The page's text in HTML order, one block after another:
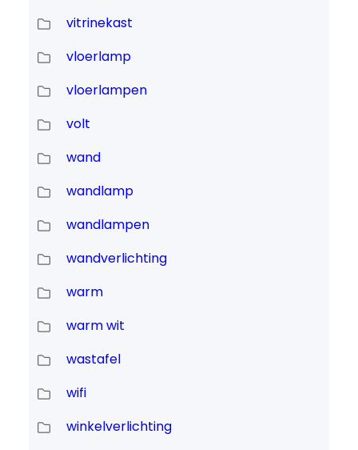
vitrinekast
vloerlamp
vloerlampen
volt
wand
wandlamp
wandlampen
wandverlichting
warm
warm wit
wastafel
wifi
winkelverlichting